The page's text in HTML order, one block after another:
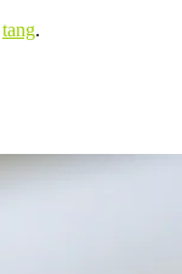
tang.